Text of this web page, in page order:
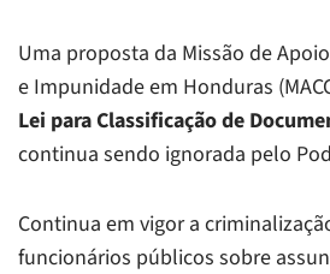
Uma proposta da Missão de
e Impunidade em Honduras
Lei para Classificação de
continua sendo ignorada pelo
Continua em vigor a
funcionários públicos sobre